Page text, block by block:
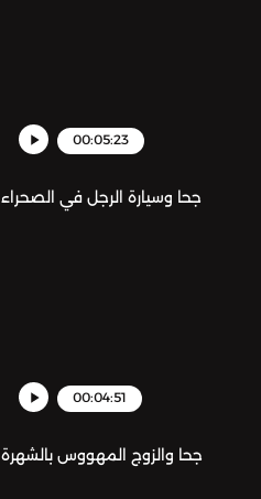
00:05:23
جحا وسيارة الرجل في الصحراء
00:04:51
جحا والزوج المهووس بالشهرة